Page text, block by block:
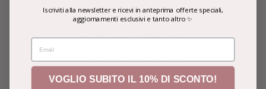
Contacts
Privacy and Cookie Policy
Resi e Rimborsi
Iscriviti alla newsletter e ricevi in anteprima offerte speciali,
aggiornamenti esclusivi e tanto altro ✨
EMAIL
VOGLIO SUBITO IL 10% DI SCONTO!